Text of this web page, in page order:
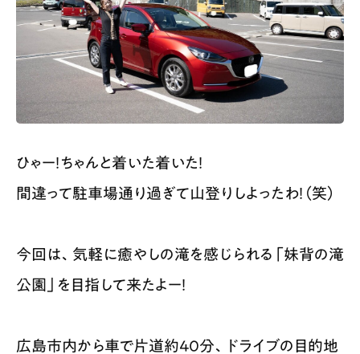
ひゃー！ちゃんと着いた着いた！
間違って駐車場通り過ぎて山登りしよったわ！（笑）
今回は、気軽に癒やしの滝を感じられる「妹背の滝
公園」を目指して来たよー！​
広島市内から車で片道約40分、ドライブの目的地